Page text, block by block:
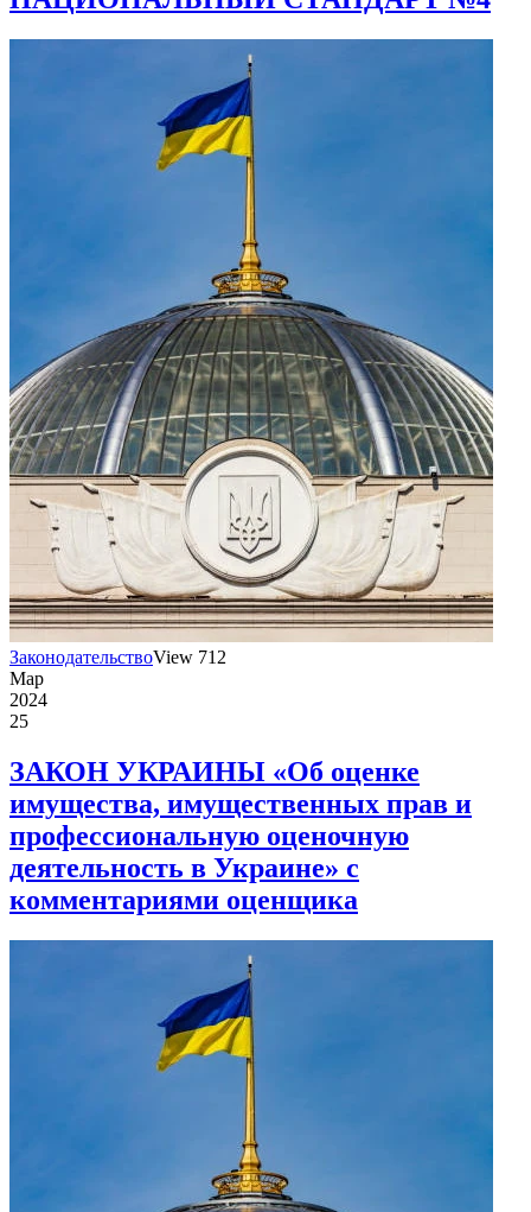
ЗаконодательствоView 712
Мар
2024
25
ЗАКОН УКРАИНЫ «Об оценке
имущества, имущественных прав и
профессиональную оценочную
деятельность в Украине» с
комментариями оценщика